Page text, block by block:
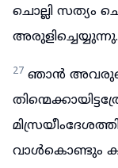
ചൊല്ലി സത്യം
അരുളിച്ചെയ്യുന്നു.
27 ഞാൻ അവരുടെ
വാൾകൊണ്ടും